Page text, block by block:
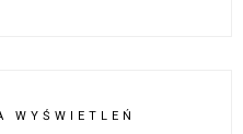
WYŚWIETLEŃ